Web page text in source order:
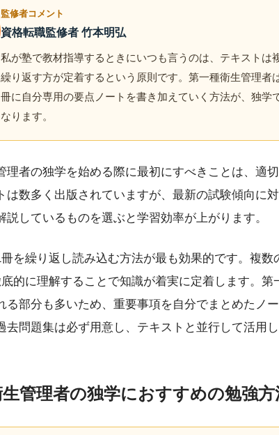
監修者コメント
資格転職監修者 竹本明弘
私が塾で教材指導するときにいつも言うのは、テキストは
繰り返す方が定着するという原則です。第一種衛生管理者
冊に自分専用の要点ノートを書き加えていく方法が、独学
なります。
理者の独学を始める際に最初にすべきことは、適
は数多く出版されていますが、最新の試験傾向に
説しているものを選ぶと学習効率が上がります。
を繰り返し読み込む方法が最も効果的です。複数
的に理解することで知識が着実に定着します。
る部分も多いため、重要事項を自分でまとめたノ
去問題集は必ず用意し、テキストと並行して活用し
管理者の独学におすすめの勉強方